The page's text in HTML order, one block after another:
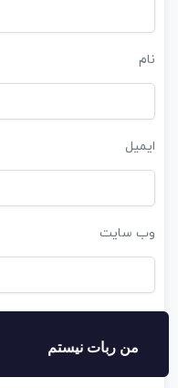
نام
ایمیل
وب‌ سایت
من ربات نیستم